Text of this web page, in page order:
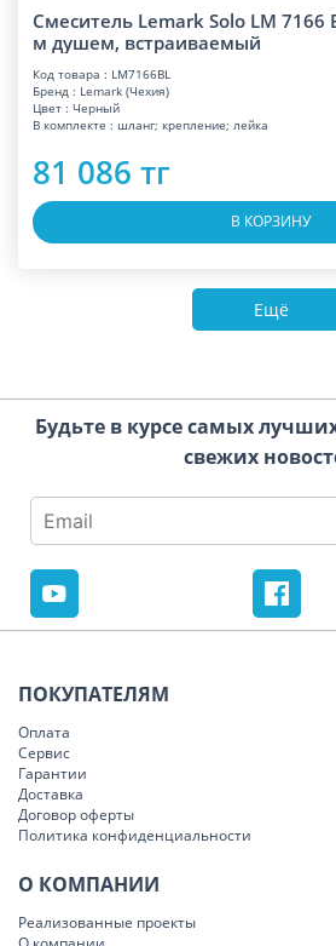
Смеситель Lemark Solo LM 7166
м душем, встраиваемый
Код товара : LM7166BL
Бренд : Lemark (Чехия)
Цвет : Черный
В комплекте : шланг; крепление; лейка
81 086 тг
В КОРЗИНУ
Ещё
Будьте в курсе самых
свежих
ПОКУПАТЕЛЯМ
Оплата
Сервис
Гарантии
Доставка
Договор оферты
Политика конфиденциальности
О КОМПАНИИ
Реализованные проекты